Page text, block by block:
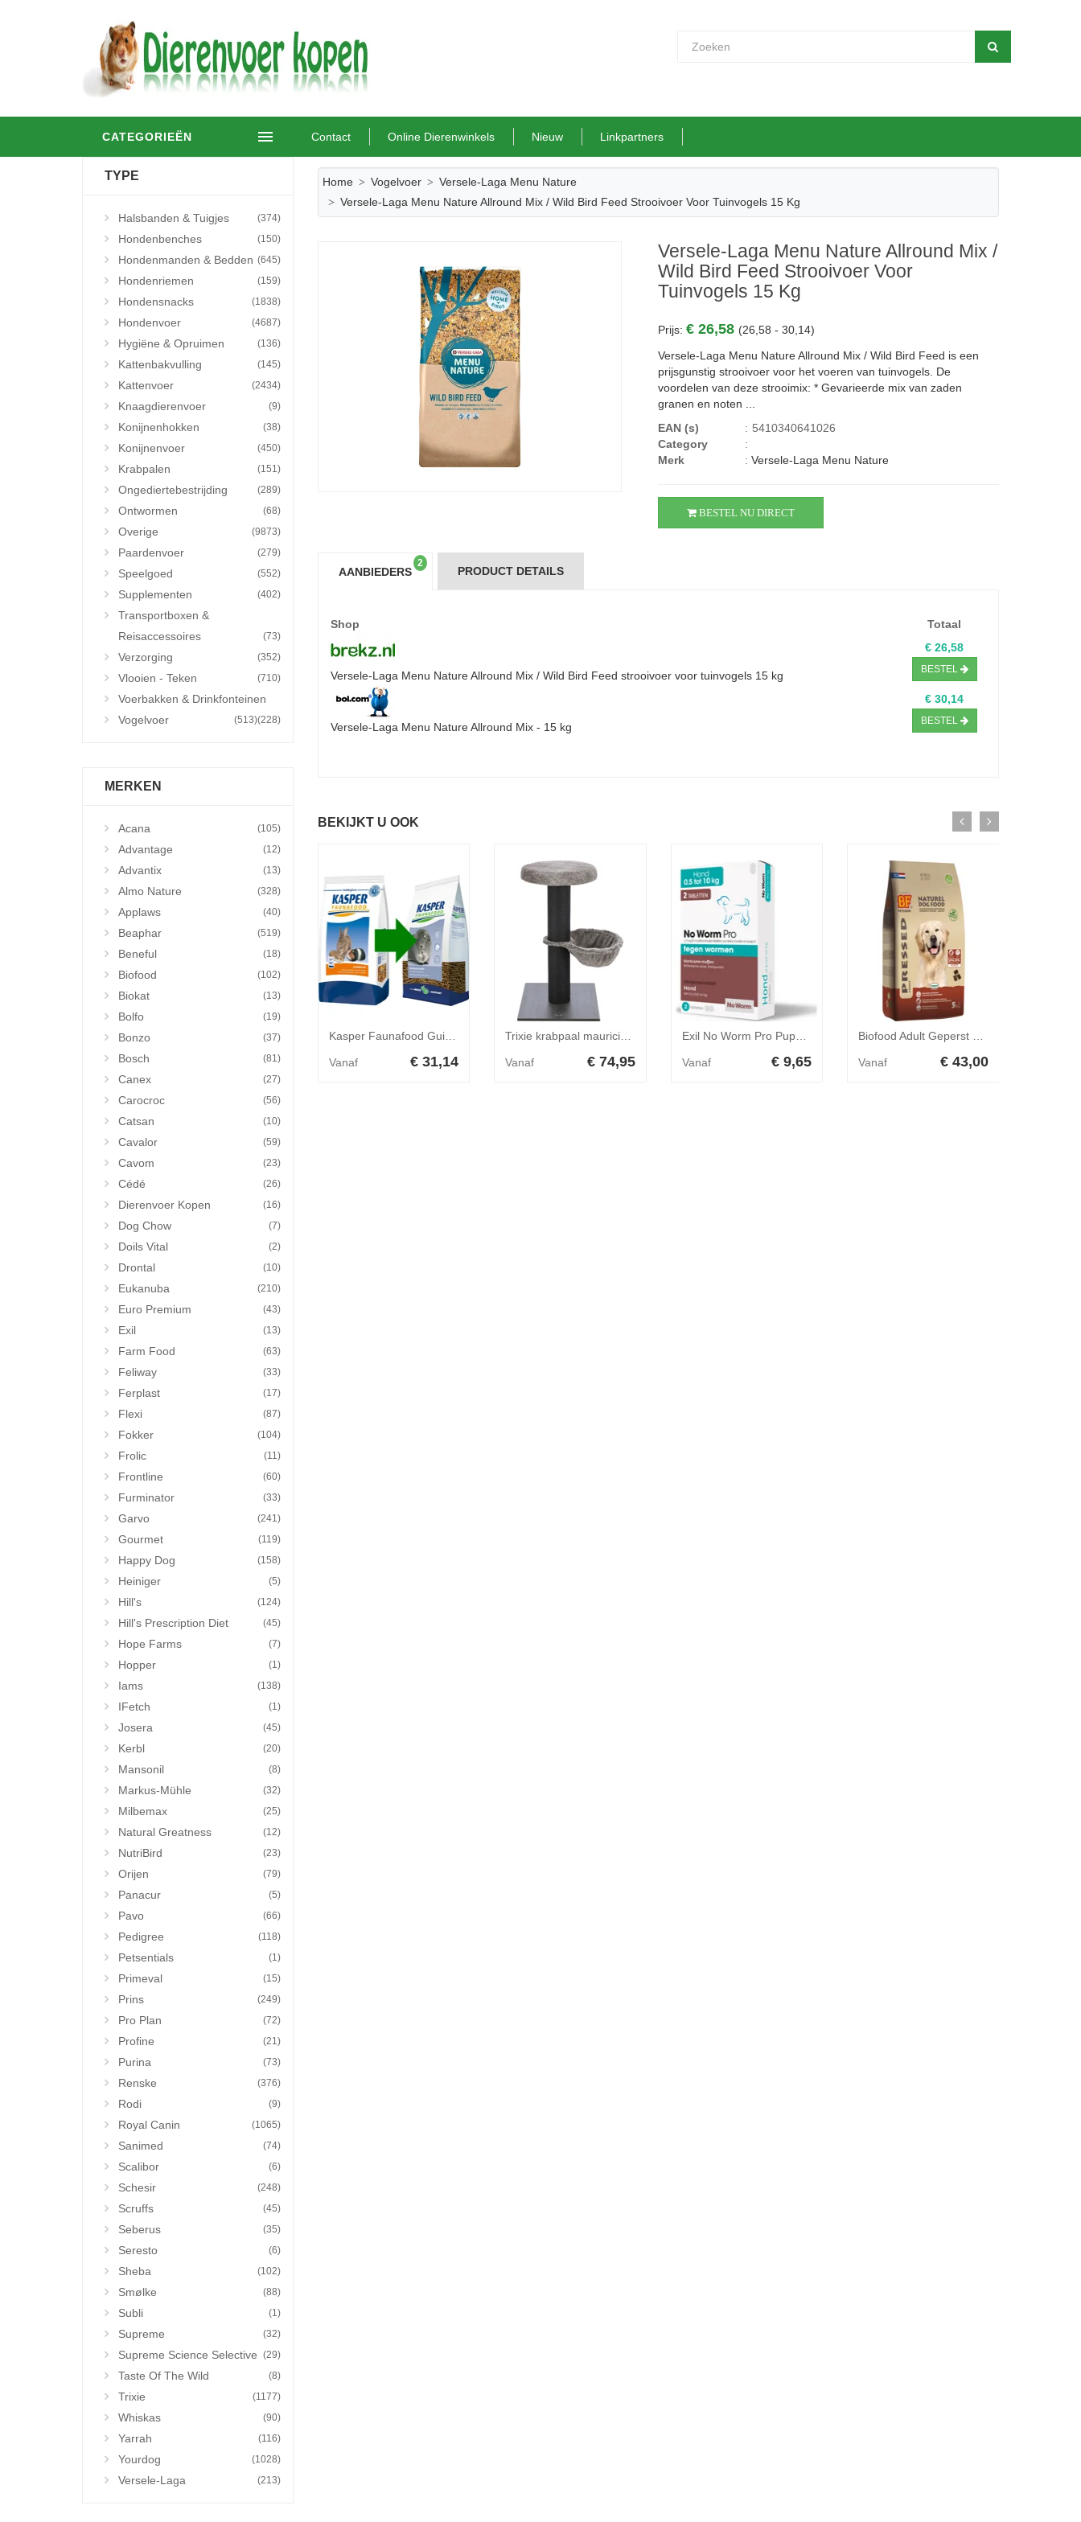
CATEGORIEËN Contact Online Dierenwinkels Nieuw Linkpartners
TYPE
Halsbanden & Tuigjes (374)
Hondenbenches (150)
Hondenmanden & Bedden (645)
Hondenriemen (159)
Hondensnacks (1838)
Hondenvoer (4687)
Hygiëne & Opruimen (136)
Kattenbakvulling (145)
Kattenvoer (2434)
Knaagdierenvoer (9)
Konijnenhokken (38)
Konijnenvoer (450)
Krabpalen (151)
Ongediertebestrijding (289)
Ontwormen (68)
Overige (9873)
Paardenvoer (279)
Speelgoed (552)
Supplementen (402)
Transportboxen &
Reisaccessoires
(73)
Verzorging (352)
Vlooien - Teken (710)
Voerbakken & Drinkfonteinen
(228)
Vogelvoer (513)
MERKEN
Acana (105)
Advantage (12)
Advantix (13)
Almo Nature (328)
Applaws (40)
Beaphar (519)
Beneful (18)
Biofood (102)
Biokat (13)
Bolfo (19)
Bonzo (37)
Bosch (81)
Canex (27)
Carocroc (56)
Catsan (10)
Cavalor (59)
Cavom (23)
Cédé (26)
Dierenvoer Kopen (16)
Dog Chow (7)
Doils Vital (2)
Drontal (10)
Eukanuba (210)
Euro Premium (43)
Exil (13)
Farm Food (63)
Feliway (33)
Ferplast (17)
Flexi (87)
Fokker (104)
Frolic (11)
Frontline (60)
Furminator (33)
Garvo (241)
Gourmet (119)
Happy Dog (158)
Heiniger (5)
Hill's (124)
Hill's Prescription Diet (45)
Hope Farms (7)
Hopper (1)
Iams (138)
IFetch (1)
Josera (45)
Kerbl (20)
Mansonil (8)
Markus-Mühle (32)
Milbemax (25)
Natural Greatness (12)
NutriBird (23)
Orijen (79)
Panacur (5)
Pavo (66)
Pedigree (118)
Petsentials (1)
Primeval (15)
Prins (249)
Pro Plan (72)
Profine (21)
Purina (73)
Renske (376)
Rodi (9)
Royal Canin (1065)
Sanimed (74)
Scalibor (6)
Schesir (248)
Scruffs (45)
Seberus (35)
Seresto (6)
Sheba (102)
Smølke (88)
Subli (1)
Supreme (32)
Supreme Science Selective (29)
Taste Of The Wild (8)
Trixie (1177)
Whiskas (90)
Yarrah (116)
Yourdog (1028)
Versele-Laga (213)
Home Vogelvoer
Versele-Laga Menu Nature
Versele-Laga Menu Nature Allround Mix / Wild Bird Feed Strooivoer Voor Tuinvogels 15 Kg
Versele-Laga Menu Nature Allround Mix /
Wild Bird Feed Strooivoer Voor
Tuinvogels 15 Kg
Prijs:€ 26,58 (26,58 - 30,14)
Versele-Laga Menu Nature Allround Mix / Wild Bird Feed is een
prijsgunstig strooivoer voor het voeren van tuinvogels. De
voordelen van deze strooimix: * Gevarieerde mix van zaden
granen en noten ...
EAN (s)
: 5410340641026
Category
:
Merk
:Versele-Laga Menu Nature
BESTEL NU DIRECT
AANBIEDERS
2
PRODUCT DETAILS
Shop Totaal
Versele-Laga Menu Nature Allround Mix / Wild Bird Feed strooivoer voor tuinvogels 15 kg
€ 26,58
BESTEL
Versele-Laga Menu Nature Allround Mix - 15 kg
€ 30,14
BESTEL
BEKIJKT U OOK
Kasper Faunafood Guinea Pig caviavoer (pellet) 20 kg
Vanaf € 31,14 Vanaf € 74,95
Exil No Worm Pro Puppy 2 tabletten
Vanaf € 9,65 Vanaf € 43,00